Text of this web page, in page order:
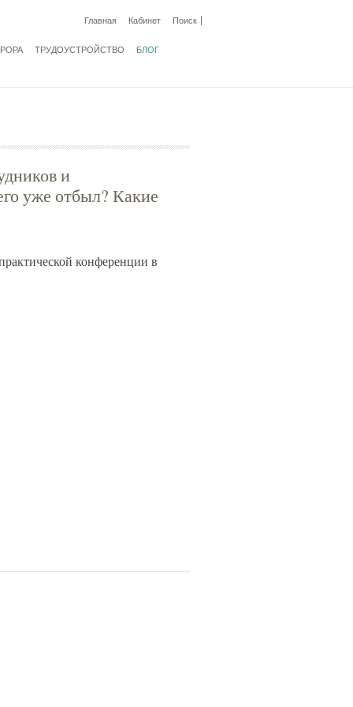
Главная Кабинет Поиск
ТРУДОУСТРОЙСТВО БЛОГ
и
уже отбыл? Какие
конференции в